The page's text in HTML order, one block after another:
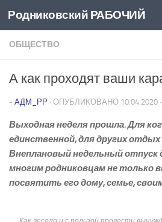
Перейти к содержимому
Родниковский РАБОЧИЙ
ОБЩЕСТВО
А как проходят ваши
- АДМ_РР · ОПУБЛИКОВАНО 10.04.2020
Выходная неделя прошла. Для
единственной, для других
Внеплановый недельный отпуск
многим родниковцам не только
посвятить его дому, семье,